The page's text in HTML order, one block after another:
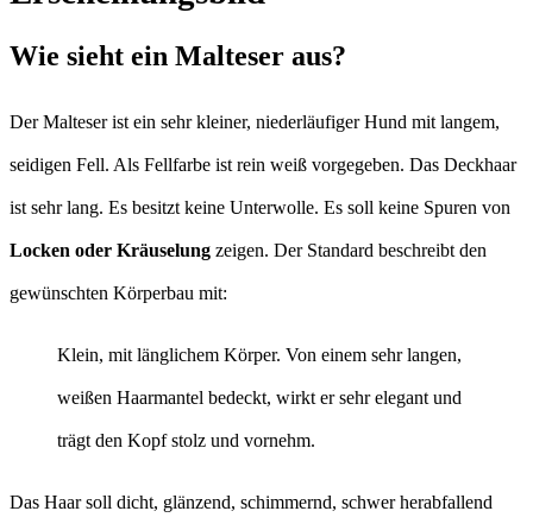
Wie sieht ein Malteser aus?
Der Malteser ist ein sehr kleiner, niederläufiger Hund mit langem,
seidigen Fell. Als Fellfarbe ist rein weiß vorgegeben. Das Deckhaar
ist sehr lang. Es besitzt keine Unterwolle. Es soll keine Spuren von
Locken oder Kräuselung zeigen. Der Standard beschreibt den
gewünschten Körperbau mit:
Klein, mit länglichem Körper. Von einem sehr langen,
weißen Haarmantel bedeckt, wirkt er sehr elegant und
trägt den Kopf stolz und vornehm.
Das Haar soll dicht, glänzend, schimmernd, schwer herabfallend